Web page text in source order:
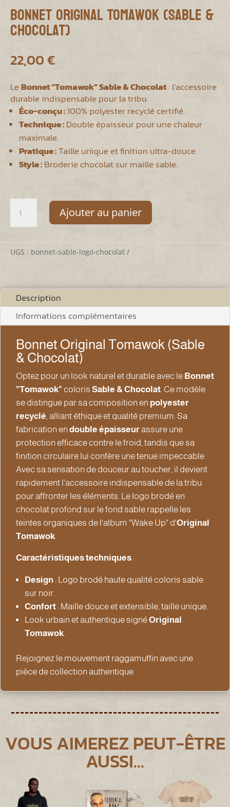
Bonnet Original Tomawok (Sable &
Chocolat)
22,00€
LeBonnet “Tomawok” Sable & Chocolat: l’accessoire
durable indispensable pour la tribu.
Éco-conçu :100% polyester recyclé certifié.
Technique :Double épaisseur pour une chaleur
maximale.
Pratique :Taille unique et finition ultra-douce.
Style :Broderie chocolat sur maille sable.
Bonnet
Tomawok
Chocolat)
Ajouter au panier
UGS : bonnet-sable-logo-chocolat
Description
Informations complémentaires
Bonnet Original Tomawok (Sable
& Chocolat)
Optez pour un look naturel et durable avec le Bonnet
"Tomawok" coloris Sable & Chocolat . Ce modèle
se distingue par sa composition en polyester
recyclé , alliant éthique et qualité premium. Sa
fabrication en double épaisseurassure une
protection efficace contre le froid, tandis que sa
finition circulaire lui confère une tenue impeccable.
Avec sa sensation de douceur au toucher, il devient
rapidement l'accessoire indispensable de la tribu
pour affronter les éléments. Le logo brodé en
chocolat profond sur le fond sable rappelle les
teintes organiques de l'album "Wake Up" d'Original
Tomawok
Caractéristiques techniques :
Design : Logo brodé haute qualité coloris sable
sur noir.
Confort: Maille douce et extensible, taille unique.
Look urbain et authentique signéOriginal
Tomawok.
Rejoignez le mouvement raggamuffin avec une
pièce de collection authentique
VOUS AIMEREZ PEUT-ÊTRE
AUSSI…